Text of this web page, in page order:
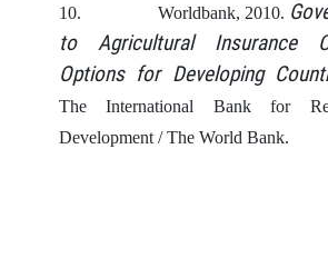
10. Worldbank, 2010.
to Agricultural Insurance
Options for Developing
The International Bank for
Development / The World Bank.